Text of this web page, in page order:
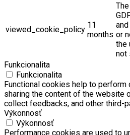
viewed_cookie_policy 11
months or
the
not
Funkcionalita
Funkcionalita
Functional cookies help to
sharing the content of the website
collect feedbacks, and other third-
Výkonnosť
Výkonnosť
Performance cookies are used to